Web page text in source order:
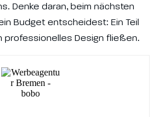
Denke daran, beim nächsten
Budget entscheidest: Ein Teil
professionelles Design fließen.